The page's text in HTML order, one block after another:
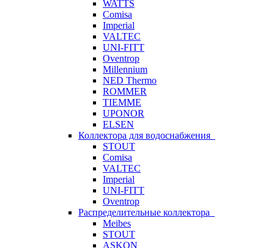
WATTS
Comisa
Imperial
VALTEC
UNI-FITT
Oventrop
Millennium
NED Thermo
ROMMER
TIEMME
UPONOR
ELSEN
Коллектора для водоснабжения
STOUT
Comisa
VALTEC
Imperial
UNI-FITT
Oventrop
Распределительные коллектора
Meibes
STOUT
ASKON